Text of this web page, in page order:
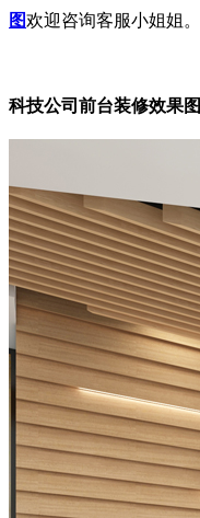
图欢迎咨询客服小姐姐。
科技公司前台装修效果图